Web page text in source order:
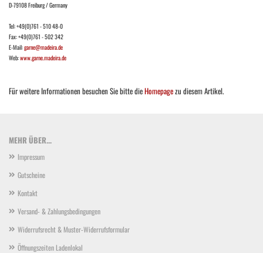
D-79108 Freiburg / Germany
Tel: +49(0)761 - 510 48-0
Fax: +49(0)761 - 502 342
E-Mail:garne@madeira.de
Web:www.garne.madeira.de
Für weitere Informationen besuchen Sie bitte dieHomepagezu diesem Artikel.
MEHR ÜBER...
Impressum
Gutscheine
Kontakt
Versand- & Zahlungsbedingungen
Widerrufsrecht & Muster-Widerrufsformular
Öffnungszeiten Ladenlokal